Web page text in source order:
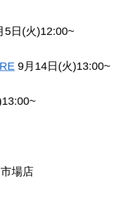
5日(火)12:00~
9月14日(火)13:00~
場店